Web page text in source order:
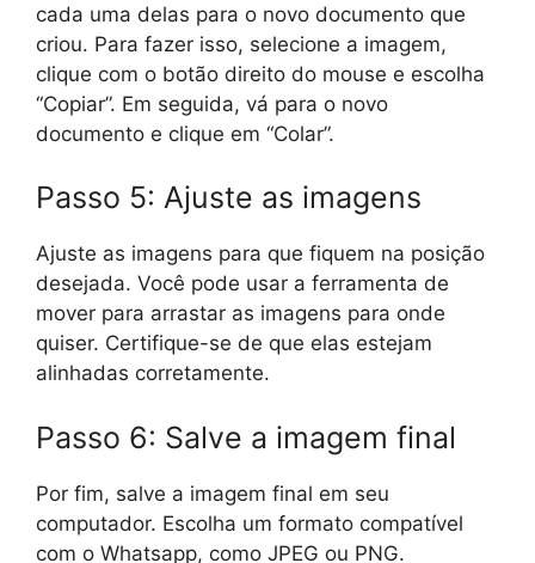
cada uma delas para o novo documento que
criou. Para fazer isso, selecione a imagem,
clique com o botão direito do mouse e escolha
“Copiar”. Em seguida, vá para o novo
documento e clique em “Colar”.
Passo 5: Ajuste as imagens
Ajuste as imagens para que fiquem na posição
desejada. Você pode usar a ferramenta de
mover para arrastar as imagens para onde
quiser. Certifique-se de que elas estejam
alinhadas corretamente.
Passo 6: Salve a imagem final
Por fim, salve a imagem final em seu
computador. Escolha um formato compatível
com o Whatsapp, como JPEG ou PNG.